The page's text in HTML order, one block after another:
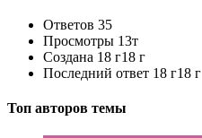
Ответов 35
Просмотры 13т
Создана 18 г18 г
Последний ответ 18 г18 г
Топ авторов темы